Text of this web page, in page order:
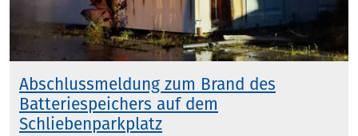
Abschlussmeldung zum Brand des
Batteriespeichers auf dem
Schliebenparkplatz